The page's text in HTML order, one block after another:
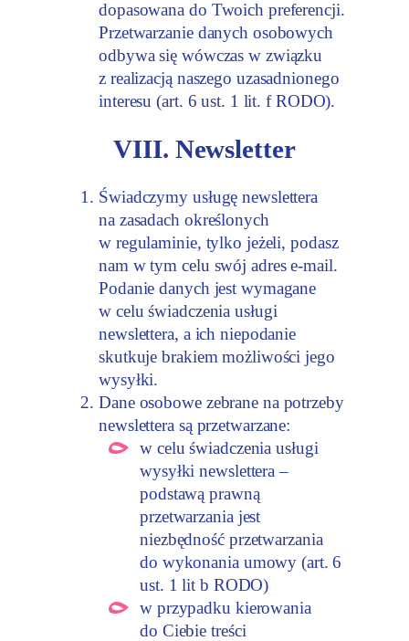
dopasowana do Twoich preferencji.
Przetwarzanie danych osobowych
odbywa się wówczas w związku
z realizacją naszego uzasadnionego
interesu (art. 6 ust. 1 lit. f RODO).
VIII. Newsletter
Świadczymy usługę newslettera
na zasadach określonych
w regulaminie, tylko jeżeli, podasz
nam w tym celu swój adres e-mail.
Podanie danych jest wymagane
w celu świadczenia usługi
newslettera, a ich niepodanie
skutkuje brakiem możliwości jego
wysyłki.
Dane osobowe zebrane na potrzeby
newslettera są przetwarzane:
w celu świadczenia usługi
wysyłki newslettera –
podstawą prawną
przetwarzania jest
niezbędność przetwarzania
do wykonania umowy (art. 6
ust. 1 lit b RODO)
w przypadku kierowania
do Ciebie treści